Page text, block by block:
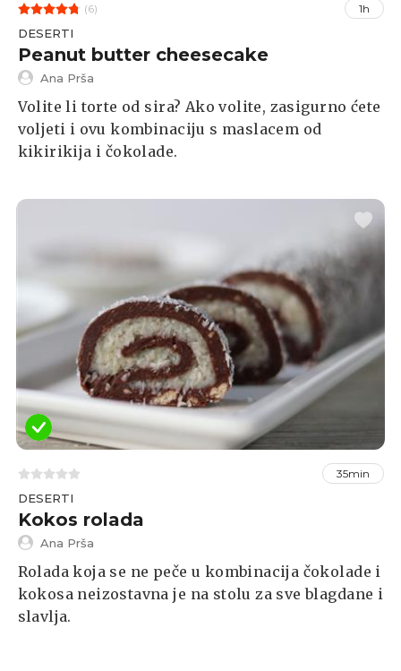
(6) 1h
DESERTI
Peanut butter cheesecake
Ana Prša
Volite li torte od sira? Ako volite, zasigurno ćete
voljeti i ovu kombinaciju s maslacem od
kikirikija i čokolade.
35min
DESERTI
Kokos rolada
Ana Prša
Rolada koja se ne peče u kombinacija čokolade i
kokosa neizostavna je na stolu za sve blagdane i
slavlja.